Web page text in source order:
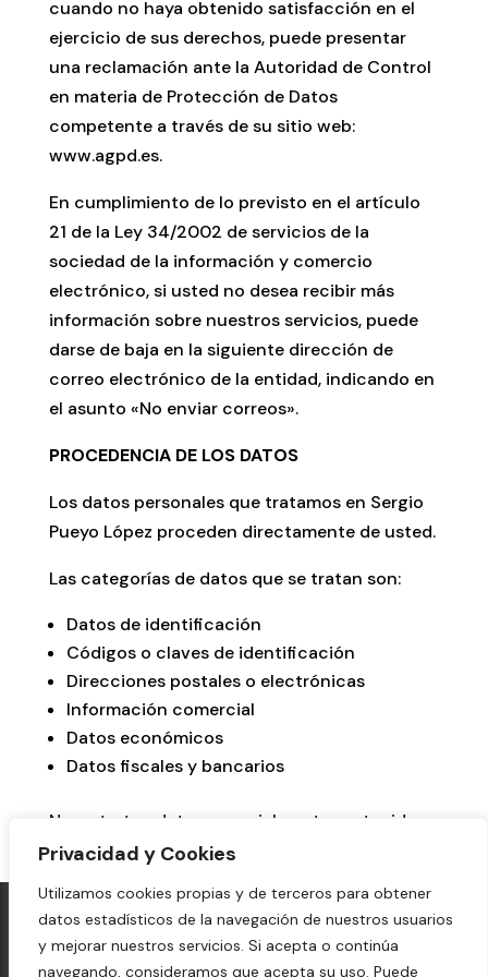
Privacidad y Cookies
Utilizamos cookies propias y de terceros para obtener
datos estadísticos de la navegación de nuestros usuarios
y mejorar nuestros servicios. Si acepta o continúa
navegando, consideramos que acepta su uso. Puede
cuando no haya obtenido satisfacción en el
ejercicio de sus derechos, puede presentar
una reclamación ante la Autoridad de Control
en materia de Protección de Datos
competente a través de su sitio web:
www.agpd.es.
En cumplimiento de lo previsto en el artículo
21 de la Ley 34/2002 de servicios de la
sociedad de la información y comercio
electrónico, si usted no desea recibir más
información sobre nuestros servicios, puede
darse de baja en la siguiente dirección de
correo electrónico de la entidad, indicando en
el asunto «No enviar correos».
PROCEDENCIA DE LOS DATOS
Los datos personales que tratamos en Sergio
Pueyo López proceden directamente de usted.
Las categorías de datos que se tratan son:
Datos de identificación
Códigos o claves de identificación
Direcciones postales o electrónicas
Información comercial
Datos económicos
Datos fiscales y bancarios
No se tratan datos especialmente protegidos.
Aviso Legal
Política de Privacidad
Política de Cookies